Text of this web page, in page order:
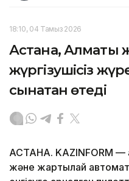
18:10, 04 Тамыз 2026
Астана, Алматы
жүргізушісіз
сынақтан өтеді
АСТАНА. KAZINFORM —
және жартылай